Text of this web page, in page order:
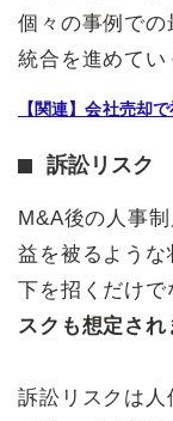
個々の事例で
統合を進めてい
【関連】会社売却
訴訟リスク
M&A後の人事
益を被るよう
下を招くだけで
スクも想定され
訴訟リスクは